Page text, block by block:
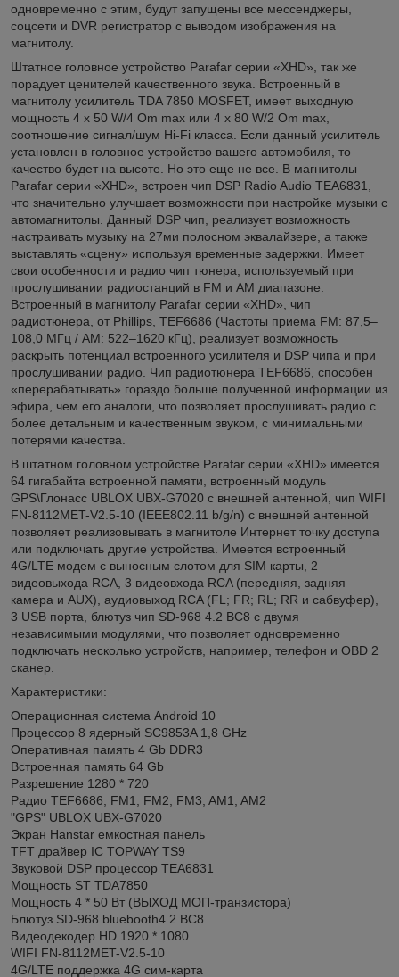
одновременно с этим, будут запущены все мессенджеры,
соцсети и DVR регистратор с выводом изображения на
магнитолу.
Штатное головное устройство Parafar серии «XHD», так же
порадует ценителей качественного звука. Встроенный в
магнитолу усилитель TDA 7850 MOSFET, имеет выходную
мощность 4 x 50 W/4 Om max или 4 x 80 W/2 Om max,
соотношение сигнал/шум Hi-Fi класса. Если данный усилитель
установлен в головное устройство вашего автомобиля, то
качество будет на высоте. Но это еще не все. В магнитолы
Parafar серии «XHD», встроен чип DSP Radio Audio TEA6831,
что значительно улучшает возможности при настройке музыки с
автомагнитолы. Данный DSP чип, реализует возможность
настраивать музыку на 27ми полосном эквалайзере, а также
выставлять «сцену» используя временные задержки. Имеет
свои особенности и радио чип тюнера, используемый при
прослушивании радиостанций в FM и AM диапазоне.
Встроенный в магнитолу Parafar серии «XHD», чип
радиотюнера, от Phillips, TEF6686 (Частоты приема FM: 87,5–
108,0 МГц / AM: 522–1620 кГц), реализует возможность
раскрыть потенциал встроенного усилителя и DSP чипа и при
прослушивании радио. Чип радиотюнера TEF6686, способен
«перерабатывать» гораздо больше полученной информации из
эфира, чем его аналоги, что позволяет прослушивать радио с
более детальным и качественным звуком, с минимальными
потерями качества.
В штатном головном устройстве Parafar серии «XHD» имеется
64 гигабайта встроенной памяти, встроенный модуль
GPS\Глонасс UBLOX UBX-G7020 с внешней антенной, чип WIFI
FN-8112MET-V2.5-10 (IEEE802.11 b/g/n) с внешней антенной
позволяет реализовывать в магнитоле Интернет точку доступа
или подключать другие устройства. Имеется встроенный
4G/LTE модем с выносным слотом для SIM карты, 2
видеовыхода RCA, 3 видеовхода RCA (передняя, задняя
камера и AUX), аудиовыход RCA (FL; FR; RL; RR и сабвуфер),
3 USB порта, блютуз чип SD-968 4.2 BC8 с двумя
независимыми модулями, что позволяет одновременно
подключать несколько устройств, например, телефон и OBD 2
сканер.
Характеристики:
Операционная система Android 10
Процессор 8 ядерный SC9853A 1,8 GHz
Оперативная память 4 Gb DDR3
Встроенная память 64 Gb
Разрешение 1280 * 720
Радио TEF6686, FM1; FM2; FM3; AM1; AM2
"GPS" UBLOX UBX-G7020
Экран Hanstar емкостная панель
TFT драйвер IC TOPWAY TS9
Звуковой DSP процессор TEA6831
Мощность ST TDA7850
Мощность 4 * 50 Вт (ВЫХОД МОП-транзистора)
Блютуз SD-968 bluebooth4.2 BC8
Видеодекодер HD 1920 * 1080
WIFI FN-8112MET-V2.5-10
4G/LTE поддержка 4G сим-карта